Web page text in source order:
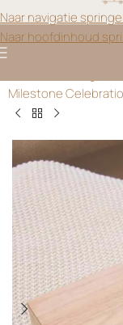
Naar navigatie
Naar hoofdinhoud
Milestone